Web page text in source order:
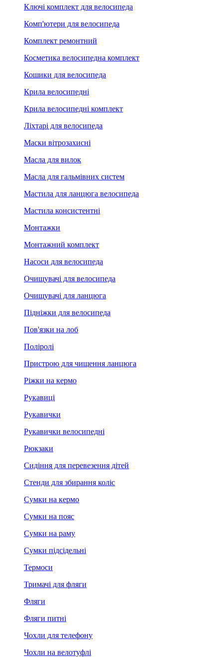
Ключі комплект для велосипеда
Комп'ютери для велосипеда
Комплект ремонтний
Косметика велосипедна комплект
Кошики для велосипеда
Крила велосипедні
Крила велосипедні комплект
Ліхтарі для велосипеда
Маски вітрозахисні
Масла для вилок
Масла для гальмівних систем
Мастила для ланцюга велосипеда
Мастила консистентні
Монтажки
Монтажний комплект
Насоси для велосипеда
Очищувачі для велосипеда
Очищувачі для ланцюга
Підніжки для велосипеда
Пов'язки на лоб
Поліролі
Пристрою для чищення ланцюга
Ріжки на кермо
Рукавиці
Рукавички
Рукавички велосипедні
Рюкзаки
Сидіння для перевезення дітей
Стенди для збирання коліс
Сумки на кермо
Сумки на пояс
Сумки на раму
Сумки підсідельні
Термоси
Тримачі для фляги
Фляги
Фляги питні
Чохли для телефону
Чохли на велотуфлі